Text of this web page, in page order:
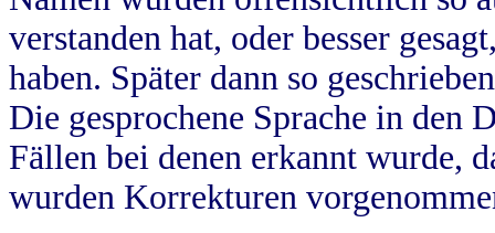
verstanden hat, oder besser
haben. Später dann so
Die gesprochene Sprache in
Fällen bei denen erkannt wurde,
wurden Korrekturen